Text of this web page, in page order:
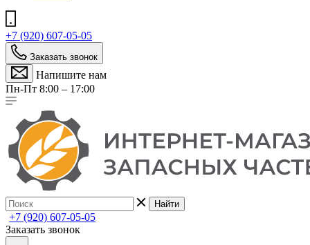
+7 (920) 607-05-05
Заказать звонок
Напишите нам
Пн-Пт 8:00 – 17:00
Найти
+7 (920) 607-05-05
Заказать звонок